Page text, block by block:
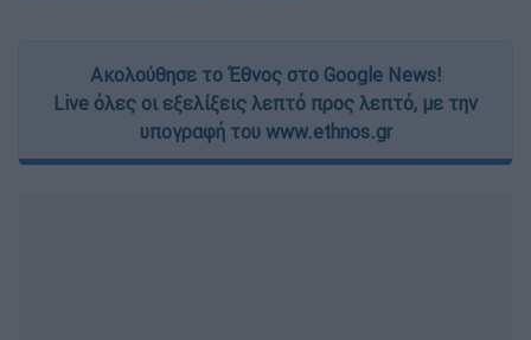
Ακολούθησε το Έθνος στο Google News!
Live όλες οι εξελίξεις λεπτό προς λεπτό, με την
υπογραφή του www.ethnos.gr